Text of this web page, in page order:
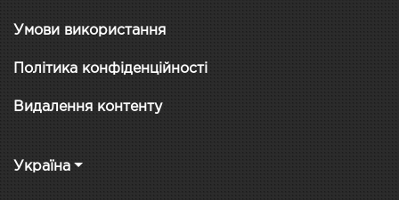
Умови використання
Політика конфіденційності
Видалення контенту
Україна